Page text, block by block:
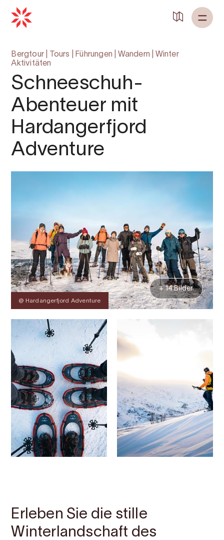
Bergtour Tours Führungen Wandern
Winter
Aktivitäten
Schneeschuh-
Abenteuer mit
Hardangerfjord
Adventure
@ Hardangerfjord Adventure
+ 14 Bilder
Erleben Sie die stille
Winterlandschaft des